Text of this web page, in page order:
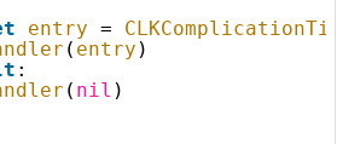
entry =
( entry )
:
( nil )